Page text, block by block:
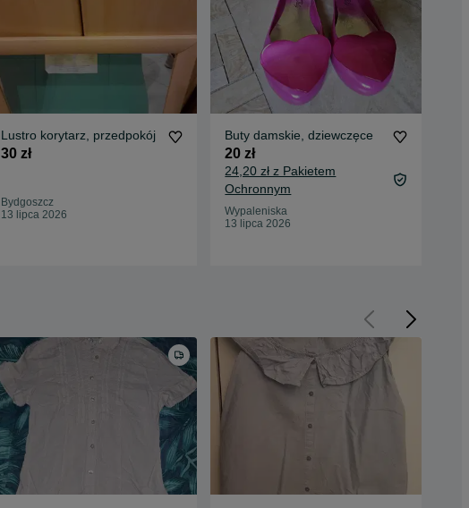
Lustro korytarz, przedpokój
30 zł
Bydgoszcz
13 lipca 2026
Buty damskie, dziewczęce
20 zł
24,20 zł z Pakietem
Ochronnym
Wypaleniska
13 lipca 2026